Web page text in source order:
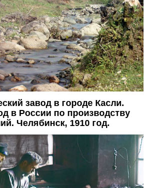
завод в городе Касли.
в России по производству
Челябинск, 1910 год.